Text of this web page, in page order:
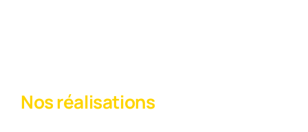
Nos réalisations